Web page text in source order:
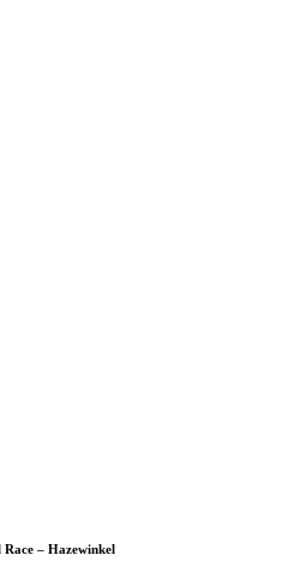
– Hazewinkel